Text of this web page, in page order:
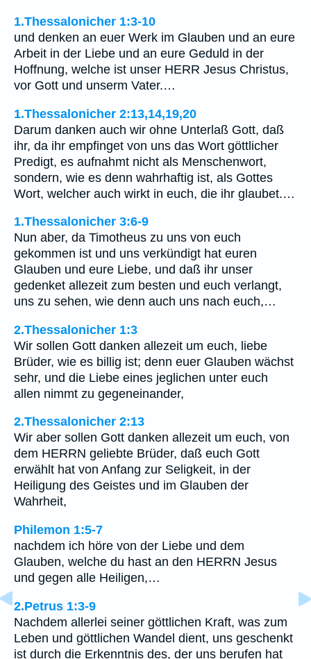
1.Thessalonicher 1:3-10
und denken an euer Werk im Glauben und an eure
Arbeit in der Liebe und an eure Geduld in der
Hoffnung, welche ist unser HERR Jesus Christus,
vor Gott und unserm Vater.…
1.Thessalonicher 2:13,14,19,20
Darum danken auch wir ohne Unterlaß Gott, daß
ihr, da ihr empfinget von uns das Wort göttlicher
Predigt, es aufnahmt nicht als Menschenwort,
sondern, wie es denn wahrhaftig ist, als Gottes
Wort, welcher auch wirkt in euch, die ihr glaubet.…
1.Thessalonicher 3:6-9
Nun aber, da Timotheus zu uns von euch
gekommen ist und uns verkündigt hat euren
Glauben und eure Liebe, und daß ihr unser
gedenket allezeit zum besten und euch verlangt,
uns zu sehen, wie denn auch uns nach euch,…
2.Thessalonicher 1:3
Wir sollen Gott danken allezeit um euch, liebe
Brüder, wie es billig ist; denn euer Glauben wächst
sehr, und die Liebe eines jeglichen unter euch
allen nimmt zu gegeneinander,
2.Thessalonicher 2:13
Wir aber sollen Gott danken allezeit um euch, von
dem HERRN geliebte Brüder, daß euch Gott
erwählt hat von Anfang zur Seligkeit, in der
Heiligung des Geistes und im Glauben der
Wahrheit,
Philemon 1:5-7
nachdem ich höre von der Liebe und dem
Glauben, welche du hast an den HERRN Jesus
und gegen alle Heiligen,…
2.Petrus 1:3-9
Nachdem allerlei seiner göttlichen Kraft, was zum
Leben und göttlichen Wandel dient, uns geschenkt
ist durch die Erkenntnis des, der uns berufen hat